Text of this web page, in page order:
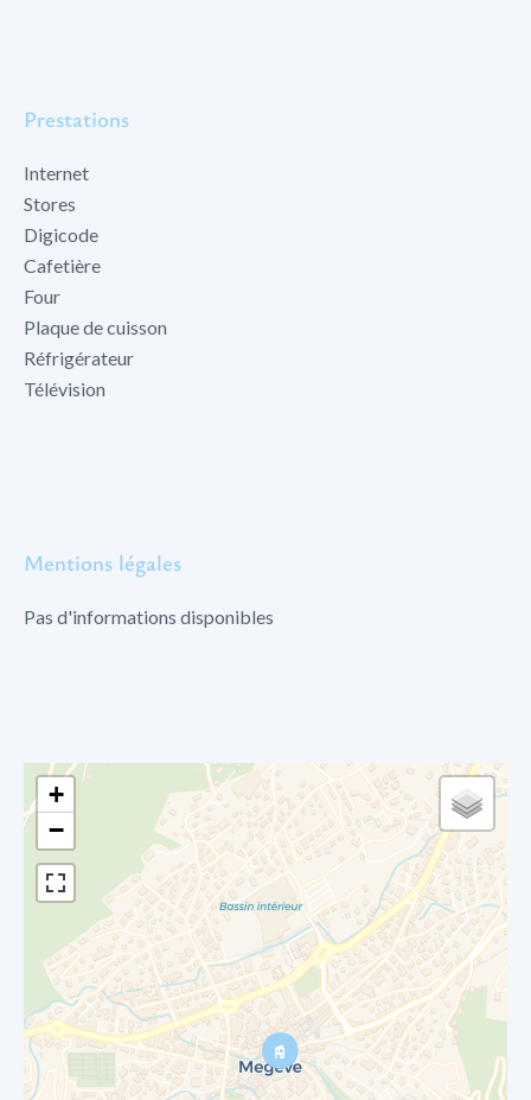
Prestations
Internet
Stores
Digicode
Cafetière
Four
Plaque de cuisson
Réfrigérateur
Télévision
Mentions légales
Pas d'informations disponibles
+
−